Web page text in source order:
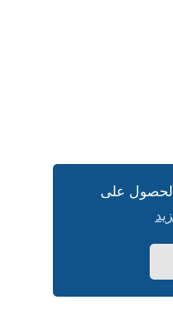
الحصول على